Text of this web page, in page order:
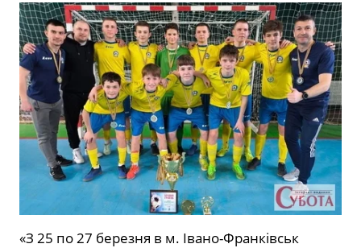
«З 25 по 27 березня в м. Івано-Франківськ